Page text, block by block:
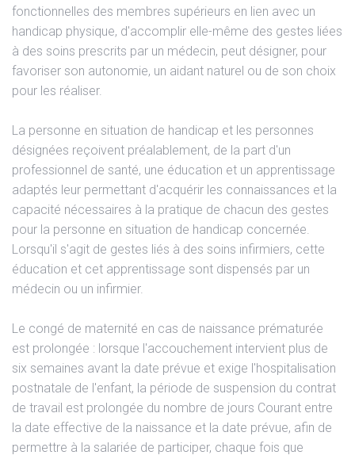
fonctionnelles des membres supérieurs en lien avec un
handicap physique, d'accomplir elle-même des gestes liées
à des soins prescrits par un médecin, peut désigner, pour
favoriser son autonomie, un aidant naturel ou de son choix
pour les réaliser.
La personne en situation de handicap et les personnes
désignées reçoivent préalablement, de la part d'un
professionnel de santé, une éducation et un apprentissage
adaptés leur permettant d'acquérir les connaissances et la
capacité nécessaires à la pratique de chacun des gestes
pour la personne en situation de handicap concernée.
Lorsqu'il s'agit de gestes liés à des soins infirmiers, cette
éducation et cet apprentissage sont dispensés par un
médecin ou un infirmier.
Le congé de maternité en cas de naissance prématurée
est prolongée : lorsque l'accouchement intervient plus de
six semaines avant la date prévue et exige l'hospitalisation
postnatale de l'enfant, la période de suspension du contrat
de travail est prolongée du nombre de jours Courant entre
la date effective de la naissance et la date prévue, afin de
permettre à la salariée de participer, chaque fois que